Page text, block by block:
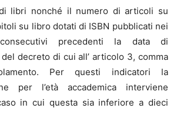
libri nonché il numero di articoli su
su libro dotati di ISBN pubblicati nei
precedenti la data di
decreto di cui all’ articolo 3, comma
Per questi indicatori la
per l’età accademica interviene
in cui questa sia inferiore a dieci